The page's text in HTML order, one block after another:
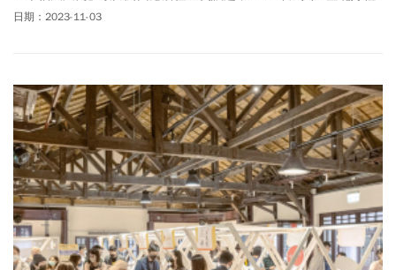
企」、今年再度參與「永續臺北好企機」，皆期待能讓更多租賃產
日期：2023-11-03